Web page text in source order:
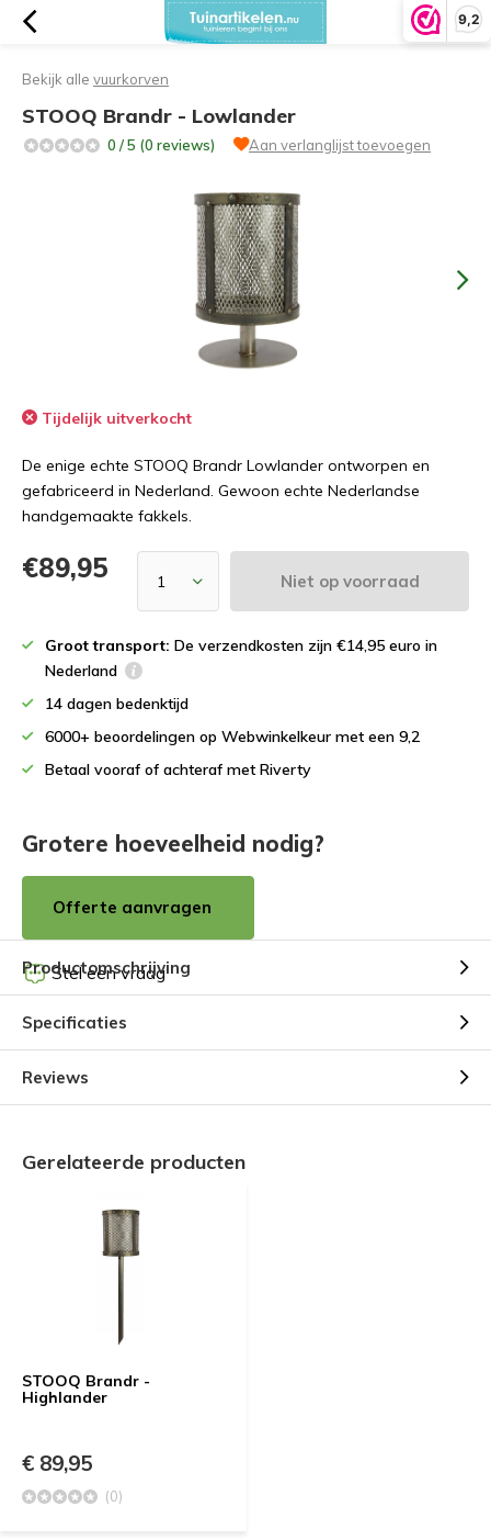
9,2
Bekijk alle vuurkorven
STOOQ Brandr - Lowlander
0 / 5 (0 reviews) Aan verlanglijst toevoegen
Tijdelijk uitverkocht
De enige echte STOOQ Brandr Lowlander ontworpen en
gefabriceerd in Nederland. Gewoon echte Nederlandse
handgemaakte fakkels.
€89,95 Niet op voorraad
Groot transport: De verzendkosten zijn €14,95 euro in
Nederland
14 dagen bedenktijd
6000+ beoordelingen op Webwinkelkeur met een 9,2
Betaal vooraf of achteraf met Riverty
Grotere hoeveelheid nodig?
Offerte aanvragen
Stel een vraag
Productomschrijving
Specificaties
Reviews
Gerelateerde producten
STOOQ Brandr -
Highlander
€ 89,95
(0)